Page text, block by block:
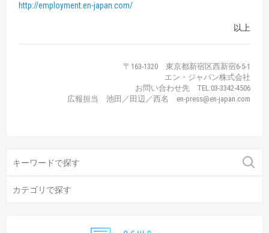
http://employment.en-japan.com/
以上
〒163-1320 東京都新宿区西新宿6-5-1
エン・ジャパン株式会社
お問い合わせ先 TEL:03-3342-4506
広報担当 池田／田辺／西名 en-press@en-japan.com